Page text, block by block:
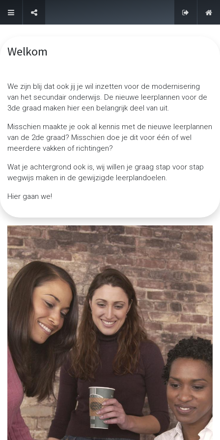
Welkom
We zijn blij dat ook jij je wil inzetten voor de modernisering
van het secundair onderwijs. De nieuwe leerplannen voor de
3de graad maken hier een belangrijk deel van uit.
Misschien maakte je ook al kennis met de nieuwe leerplannen
van de 2de graad? Misschien doe je dit voor één of wel
meerdere vakken of richtingen?
Wat je achtergrond ook is, wij willen je graag stap voor stap
wegwijs maken in de gewijzigde leerplandoelen.
Hier gaan we!
Handige links
Home
Onze website
Over ons
Onze blog
Connecteer met ons
Contacteer ons
internationalisering@katholiekonderwijs.vlaanderen
Copyright © Katholiek Onderwijs Vlaanderen
Aangeboden door
- Maak eengratis website